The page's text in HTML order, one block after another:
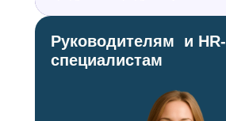
Руководителям и HR-
специалистам